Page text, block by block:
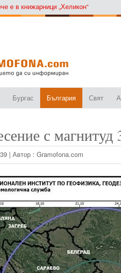
в книжарници „Хеликон“
Бургас България Свят
с магнитуд
| Автор : Gramofona.com